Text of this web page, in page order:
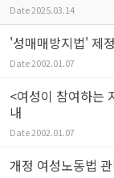
Date2025.03.14
'성매매방지법' 제
Date2002.01.07
<여성이 참여하는
내
Date2002.01.07
개정 여성노동법